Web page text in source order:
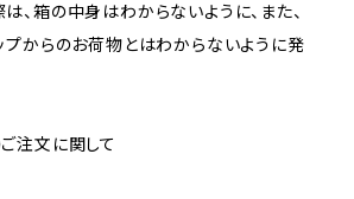
、箱の中身はわからないように、また、
プからのお荷物とはわからないように発
注文に関して